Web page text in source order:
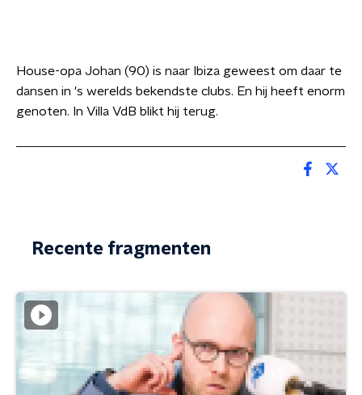
House-opa Johan (90) is naar Ibiza geweest om daar te
dansen in 's werelds bekendste clubs. En hij heeft enorm
genoten. In Villa VdB blikt hij terug.
Recente fragmenten